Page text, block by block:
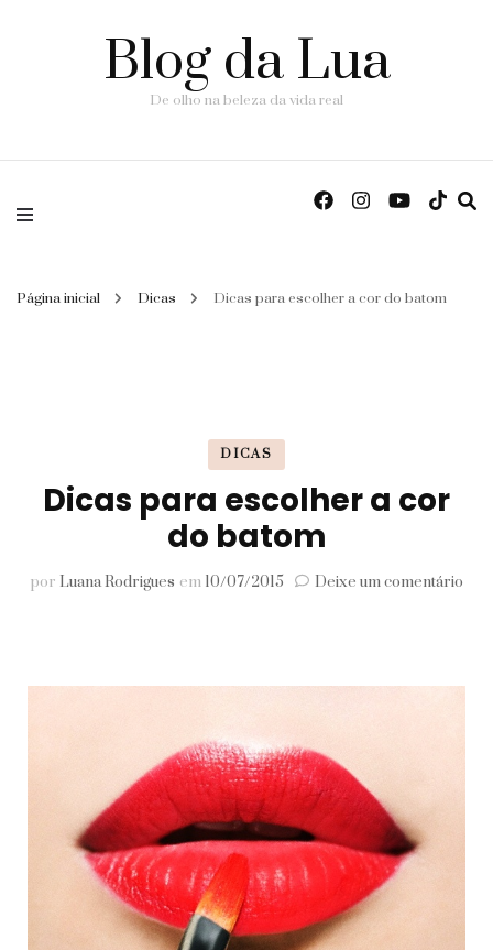
Blog da Lua
De olho na beleza da vida real
Página inicial Dicas Dicas para escolher a cor do batom
DICAS
Dicas para escolher a cor
do batom
por Luana Rodrigues em 10/07/2015 Deixe um comentárioem
cor